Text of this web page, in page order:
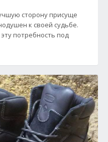
сторону присуще
к своей судьбе.
потребность под